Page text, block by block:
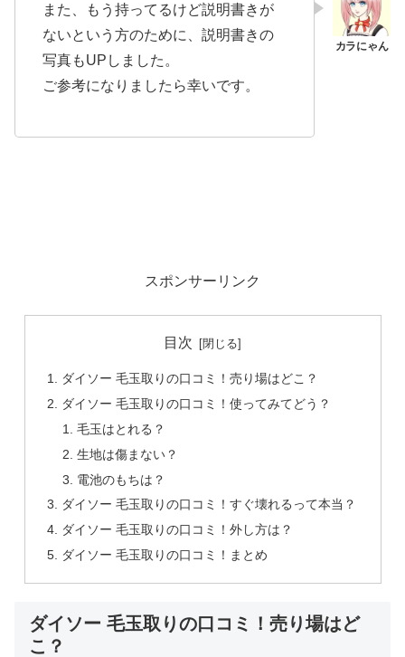
また、もう持ってるけど説明書きが
ないという方のために、説明書きの
写真もUPしました。
ご参考になりましたら幸いです。
スポンサーリンク
目次
ダイソー 毛玉取りの口コミ！売り場はどこ？
ダイソー 毛玉取りの口コミ！使ってみてどう？
毛玉はとれる？
生地は傷まない？
電池のもちは？
ダイソー 毛玉取りの口コミ！すぐ壊れるって本当？
ダイソー 毛玉取りの口コミ！外し方は？
ダイソー 毛玉取りの口コミ！まとめ
ダイソー 毛玉取りの口コミ！売り場はど
こ？